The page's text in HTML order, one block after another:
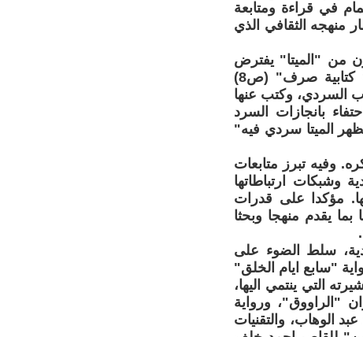
في قراءة ومتابعة
منهجه الثقافي الذي
من "الميتا" يفترض
القبول بالعقد الافتراضي بين المؤلف والقاريء على عد هذا النص لعبة كتابية صرف" (ص8)
السردي، وكتب عنها
بانجازات السرد
الميتا سردي فيه"
وفيه تبرز متابعات
وشبكات ارتباطاتها
مؤكدا على قدرات
بما يقدم منهجا وبحثا
سلط الضوء على
"سابع ايام الخلق"
التي ينتمي اليها،
"الراووق"، ورواية
الوهاب، والتقنيات